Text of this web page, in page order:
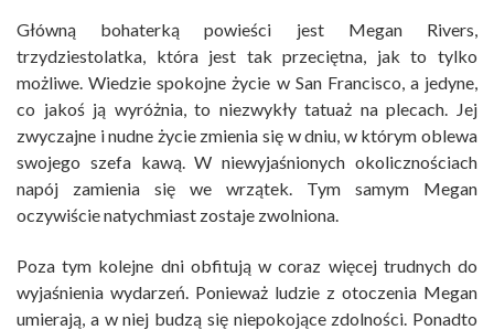
Główną bohaterką powieści jest Megan Rivers,
trzydziestolatka, która jest tak przeciętna, jak to tylko
możliwe. Wiedzie spokojne życie w San Francisco, a jedyne,
co jakoś ją wyróżnia, to niezwykły tatuaż na plecach. Jej
zwyczajne i nudne życie zmienia się w dniu, w którym oblewa
swojego szefa kawą. W niewyjaśnionych okolicznościach
napój zamienia się we wrzątek. Tym samym Megan
oczywiście natychmiast zostaje zwolniona.
Poza tym kolejne dni obfitują w coraz więcej trudnych do
wyjaśnienia wydarzeń. Ponieważ ludzie z otoczenia Megan
umierają, a w niej budzą się niepokojące zdolności. Ponadto